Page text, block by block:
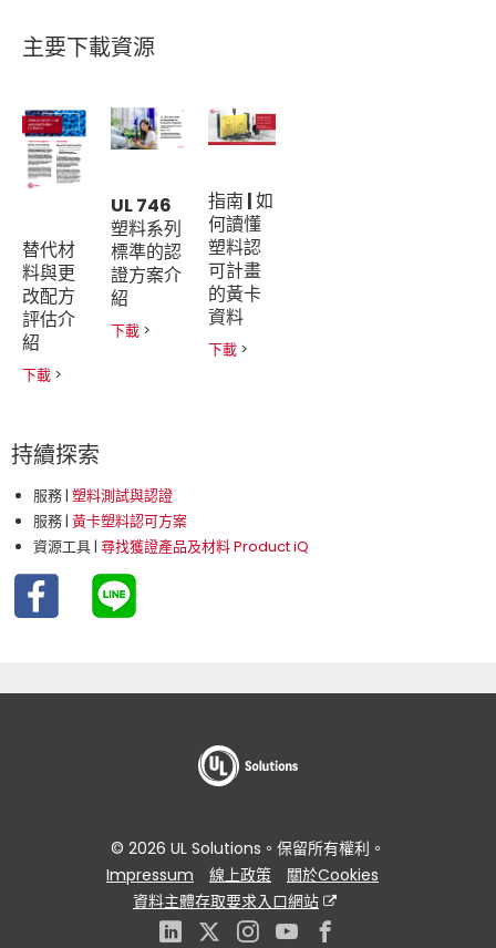
主要下載資源
替代材
料與更
改配方
評估介
紹
下載 >
UL 746
塑料系列
標準的認
證方案介
紹
下載 >
指南 | 如
何讀懂
塑料認
可計畫
的黃卡
資料
下載 >
持續探索
服務 | 塑料測試與認證
服務 | 黃卡塑料認可方案
資源工具 | 尋找獲證產品及材料 Product iQ
© 2026 UL Solutions。保留所有權利。
Impressum
線上政策
關於Cookies
資料主體存取要求入口網站